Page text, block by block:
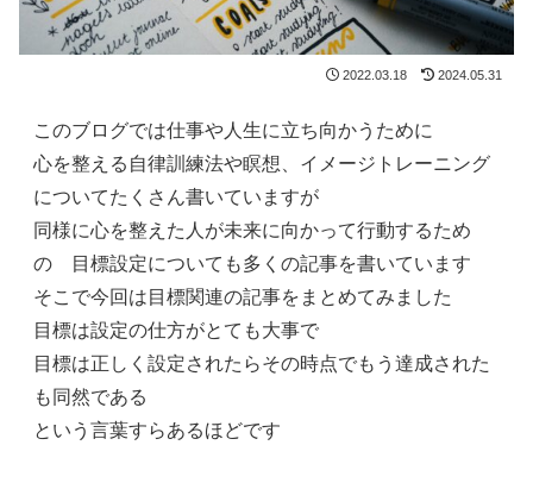
2022.03.18 2024.05.31
このブログでは仕事や人生に立ち向かうために
心を整える自律訓練法や瞑想、イメージトレーニング
についてたくさん書いていますが
同様に心を整えた人が未来に向かって行動するため
の 目標設定についても多くの記事を書いています
そこで今回は目標関連の記事をまとめてみました
目標は設定の仕方がとても大事で
目標は正しく設定されたらその時点でもう達成された
も同然である
という言葉すらあるほどです